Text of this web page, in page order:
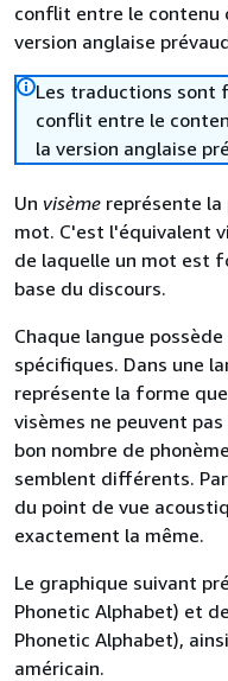
conflit entre le contenu
version anglaise
Les traductions sont
conflit entre le
la version anglaise
Un visème représente
mot. C'est l'équivalent
de laquelle un mot est
base du discours.
Chaque langue
spécifiques. Dans une
représente la forme
visèmes ne peuvent
bon nombre de
semblent différents.
du point de vue
exactement la même.
Le graphique suivant
Phonetic Alphabet) et
Phonetic Alphabet),
américain.